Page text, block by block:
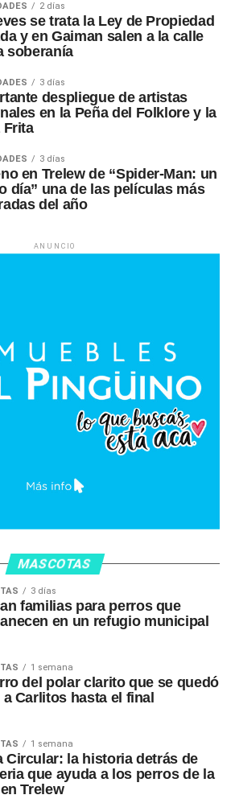
2 días
se trata la Ley de Propiedad
y en Gaiman salen a la calle
soberanía
3 días
despliegue de artistas
en la Peña del Folklore y la
Frita
3 días
en Trelew de “Spider-Man: un
día” una de las películas más
del año
ANUNCIO
MASCOTAS
3 días
familias para perros que
en un refugio municipal
1 semana
del polar clarito que se quedó
Carlitos hasta el final
1 semana
Circular: la historia detrás de
que ayuda a los perros de la
Trelew